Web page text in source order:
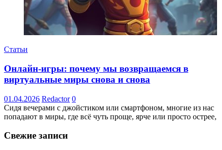
Статьи
Онлайн-игры: почему мы возвращаемся в
виртуальные миры снова и снова
01.04.2026 Redactor 0
Сидя вечерами с джойстиком или смартфоном, многие из нас
попадают в миры, где всё чуть проще, ярче или просто острее,
Свежие записи